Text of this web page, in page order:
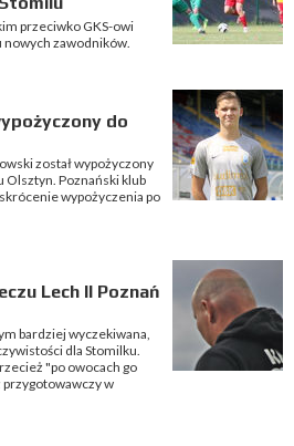
przeciwko GKS-owi
nowych zawodników.
do
został wypożyczony
Olsztyn. Poznański klub
wypożyczenia po
Lech II Poznań
bardziej wyczekiwana,
dla Stomilku.
"po owocach go
przygotowawczy w